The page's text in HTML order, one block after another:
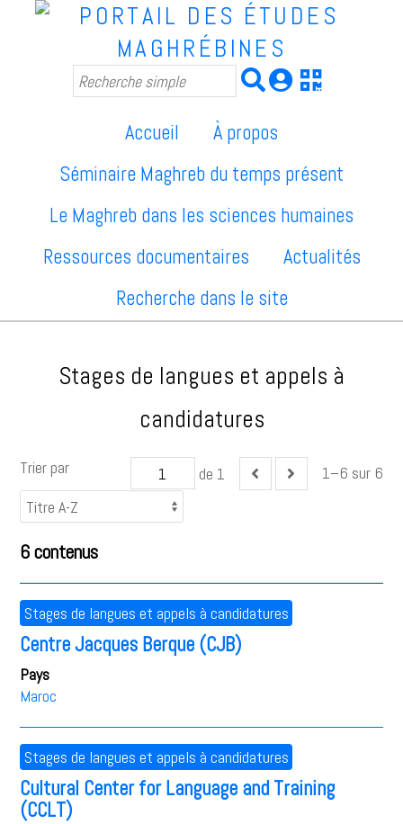
Accueil
À propos
Séminaire Maghreb du temps présent
Le Maghreb dans les sciences humaines
Ressources documentaires
Actualités
Recherche dans le site
Stages de langues et appels à
candidatures
de 1 1–6 sur 6
Trier par
6 contenus
Stages de langues et appels à candidatures
Centre Jacques Berque (CJB)
Pays
Maroc
Stages de langues et appels à candidatures
Cultural Center for Language and Training
(CCLT)